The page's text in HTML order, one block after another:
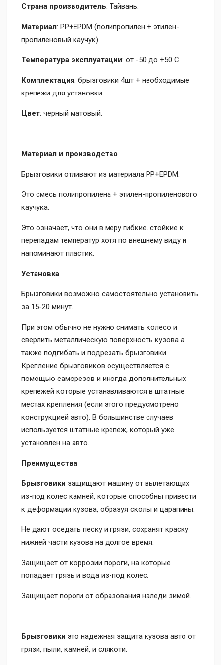
Страна производитель: Тайвань.
Материал: PP+EPDM (полипропилен + этилен-
пропиленовый каучук).
Температура эксплуатации: от -50 до +50 C.
Комплектация: брызговики 4шт + необходимые
крепежи для установки.
Цвет: черный матовый.
Материал и производство
Брызговики отливают из материала PP+EPDM.
Это смесь полипропилена + этилен-пропиленового
каучука.
Это означает, что они в меру гибкие, стойкие к
перепадам температур хотя по внешнему виду и
напоминают пластик.
Установка
Брызговики возможно самостоятельно установить
за 15-20 минут.
При этом обычно не нужно снимать колесо и
сверлить металлическую поверхность кузова а
также подгибать и подрезать брызговики.
Крепление брызговиков осуществляется с
помощью саморезов и иногда дополнительных
крепежей которые устанавливаются в штатные
местах крепления (если этого предусмотрено
конструкцией авто). В большинстве случаев
используется штатные крепеж, который уже
установлен на авто.
Преимущества
Брызговики защищают машину от вылетающих
из-под колес камней, которые способны привести
к деформации кузова, образуя сколы и царапины.
Не дают оседать песку и грязи, сохранят краску
нижней части кузова на долгое время.
Защищает от коррозии пороги, на которые
попадает грязь и вода из-под колес.
Защищает пороги от образования наледи зимой.
Брызговики это надежная защита кузова авто от
грязи, пыли, камней, и слякоти.